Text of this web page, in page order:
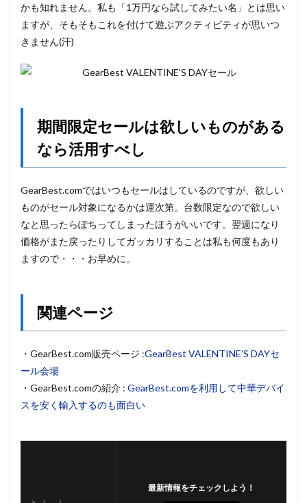
かも知れません。私も「1万円なら試してみたい名」とは思い
ますが、そもそもこれを付けて遊ぶアクティビティが思いつ
きません(汗)
期間限定セールは欲しいものがある
なら活用すべし
GearBest.comではいつもセールはしているのですが、欲しい
ものがセール対象になるかは運次第。台数限定なので欲しい
なと思ったらぽちってしまったほうがいいです。翌週になり
価格がまた戻ったりしてガッカリすることは私も何度もあり
ますので・・・お早めに。
関連ページ
・GearBest.com販売ページ :GearBest VALENTINE’S DAYセ
ール会場
・GearBest.comの紹介 : GearBest.comを利用して中華デバイ
スを安く輸入するのも面白い
最新情報をチェックしよう！